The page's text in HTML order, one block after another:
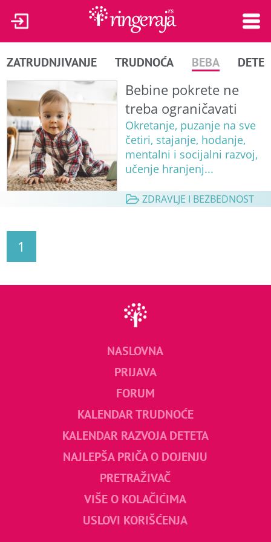
ZATRUDNJIVANJE TRUDNOĆA BEBA DETE
Bebine pokrete ne
treba ograničavati
Okretanje, puzanje na sve
četiri, stajanje, hodanje,
mentalni i socijalni razvoj,
učenje hranjenj...
ZDRAVLJE I BEZBEDNOST
1
NASLOVNA
PRIJAVA
FORUM
KALENDAR TRUDNOĆE
KALENDAR RAZVOJA DETETA
NAJLEPŠA PRIČA O DOJENJU
PRETRAŽIVAČ
VIŠE O KOLAČIĆIMA
USLOVI KORIŠĆENJA